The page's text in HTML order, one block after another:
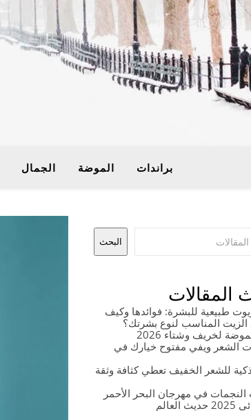
براندات الموضة الجمال
البحث
المقالات
طبيعية للبشرة: فوائدها وكيف
الزيت المناسب لنوع بشرتك؟
لخريف وشتاء 2026
الشعر ويفي مفتوح خيارك في
للشعر الخفيف تعطي كثافة وثقة
النجمات في مهرجان البحر الأحمر